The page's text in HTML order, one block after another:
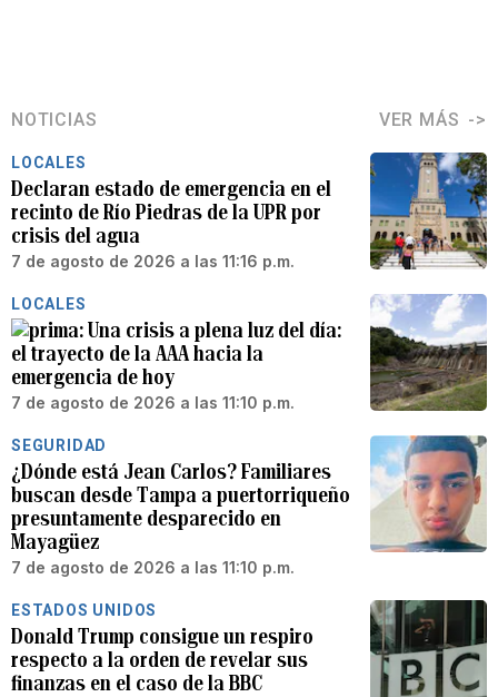
NOTICIAS VER MÁS
LOCALES
Declaran estado de emergencia en el
recinto de Río Piedras de la UPR por
crisis del agua
7 de agosto de 2026 a las 11:16 p.m.
LOCALES
Una crisis a plena luz del día:
el trayecto de la AAA hacia la
emergencia de hoy
7 de agosto de 2026 a las 11:10 p.m.
SEGURIDAD
¿Dónde está Jean Carlos? Familiares
buscan desde Tampa a puertorriqueño
presuntamente desparecido en
Mayagüez
7 de agosto de 2026 a las 11:10 p.m.
ESTADOS UNIDOS
Donald Trump consigue un respiro
respecto a la orden de revelar sus
finanzas en el caso de la BBC